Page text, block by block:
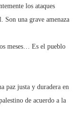
los ataques
una grave amenaza
meses… Es el pueblo
paz justa y duradera en
de acuerdo a la